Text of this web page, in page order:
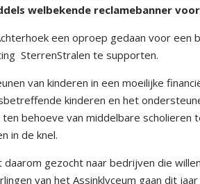
welbekende reclamebanner
een oproep gedaan voor een
SterrenStralen te supporten.
van kinderen in een moeilijke
kinderen en het
ten behoeve van middelbare scholieren
in de knel.
gezocht naar bedrijven die
van het Assinklyceum gaan dit